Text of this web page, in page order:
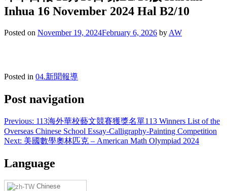
Inhua 16 November 2024 Hal B2/10
Posted on November 19, 2024February 6, 2026 by AW
Posted in 04.新聞報導
Post navigation
Previous: 113海外華校藝文競賽獲獎名單113 Winners List of the
Overseas Chinese School Essay-Calligraphy-Painting Competition
Next: 美國數學奧林匹克 – American Math Olympiad 2024
Language
Chinese